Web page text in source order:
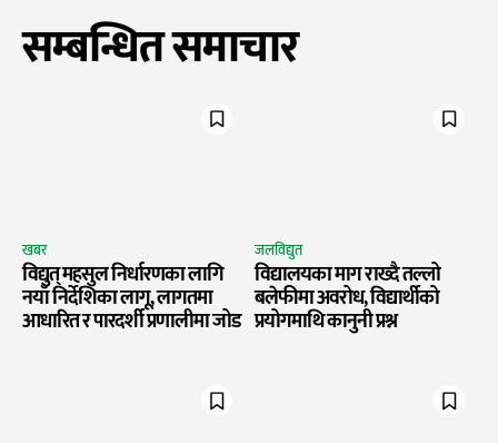
सम्बन्धित समाचार
खबर
विद्युत् महसुल निर्धारणका लागि
नयाँ निर्देशिका लागू, लागतमा
आधारित र पारदर्शी प्रणालीमा जोड
जलविद्युत
विद्यालयका माग राख्दै तल्लो
बलेफीमा अवरोध, विद्यार्थीको
प्रयोगमाथि कानुनी प्रश्न